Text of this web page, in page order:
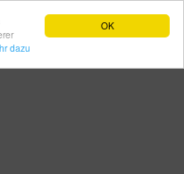
OK
dazu